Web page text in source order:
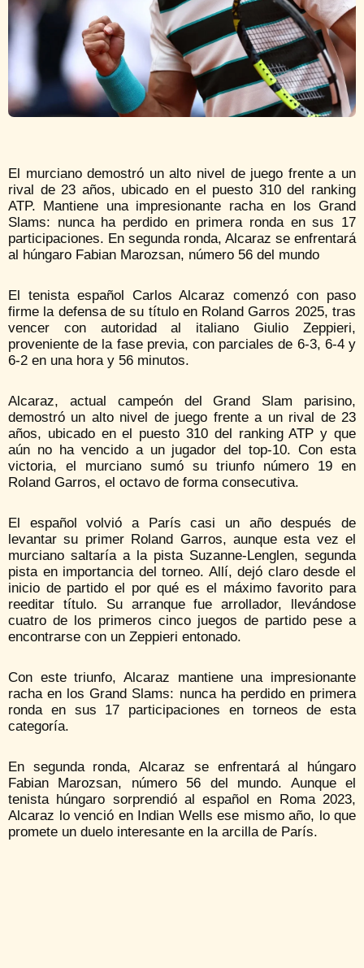
El murciano demostró un alto nivel de juego frente a un
rival de 23 años, ubicado en el puesto 310 del ranking
ATP. Mantiene una impresionante racha en los Grand
Slams: nunca ha perdido en primera ronda en sus 17
participaciones. En segunda ronda, Alcaraz se enfrentará
al húngaro Fabian Marozsan, número 56 del mundo
El tenista español Carlos Alcaraz comenzó con paso
firme la defensa de su título en Roland Garros 2025, tras
vencer con autoridad al italiano Giulio Zeppieri,
proveniente de la fase previa, con parciales de 6-3, 6-4 y
6-2 en una hora y 56 minutos.
Alcaraz, actual campeón del Grand Slam parisino,
demostró un alto nivel de juego frente a un rival de 23
años, ubicado en el puesto 310 del ranking ATP y que
aún no ha vencido a un jugador del top-10. Con esta
victoria, el murciano sumó su triunfo número 19 en
Roland Garros, el octavo de forma consecutiva.
El español volvió a París casi un año después de
levantar su primer Roland Garros, aunque esta vez el
murciano saltaría a la pista Suzanne-Lenglen, segunda
pista en importancia del torneo. Allí, dejó claro desde el
inicio de partido el por qué es el máximo favorito para
reeditar título. Su arranque fue arrollador, llevándose
cuatro de los primeros cinco juegos de partido pese a
encontrarse con un Zeppieri entonado.
Con este triunfo, Alcaraz mantiene una impresionante
racha en los Grand Slams: nunca ha perdido en primera
ronda en sus 17 participaciones en torneos de esta
categoría.
En segunda ronda, Alcaraz se enfrentará al húngaro
Fabian Marozsan, número 56 del mundo. Aunque el
tenista húngaro sorprendió al español en Roma 2023,
Alcaraz lo venció en Indian Wells ese mismo año, lo que
promete un duelo interesante en la arcilla de París.